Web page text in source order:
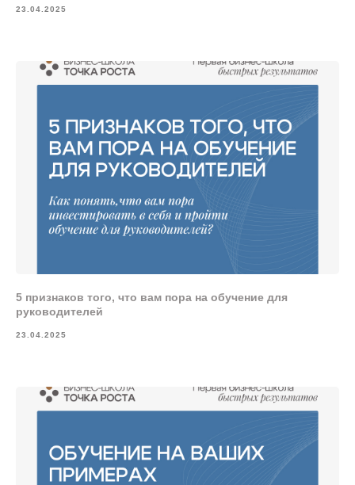
23.04.2025
5 признаков того, что вам пора на обучение для
руководителей
23.04.2025